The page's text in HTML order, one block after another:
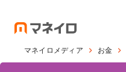
マネイロメディア お金